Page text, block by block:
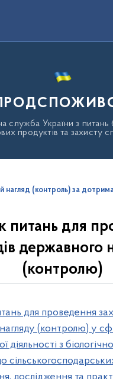
служба України з питань
продуктів та захисту
(контроль) за
питань для
державного
(контролю)
для проведення
(контролю) у
діяльності з